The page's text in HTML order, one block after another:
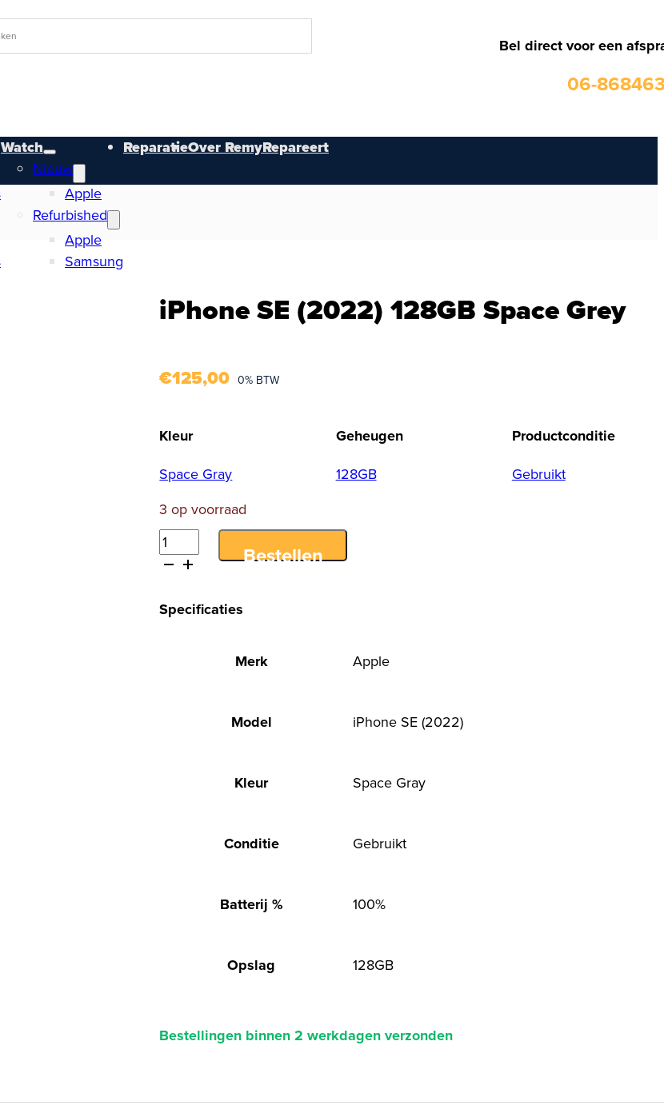
Bel direct voor een
06-
Watch
Nieuw
Apple
Refurbished
Apple
Samsung
ReparatieOver RemyRepareert
iPhone SE (2022) 128GB Space Grey
€125,00 0% BTW
Kleur
Space Gray
Geheugen
128GB
Productconditie
Gebruikt
3 op voorraad
iPhone
SE
128GB
Space
Bestellen
Specificaties
Merk Apple
Model iPhone SE (2022)
Kleur Space Gray
Conditie Gebruikt
Batterij % 100%
Opslag 128GB
Bestellingen binnen 2 werkdagen verzonden